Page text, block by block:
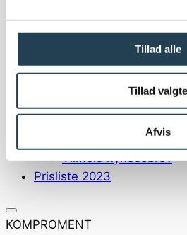
Tillad alle
Tillad valgte
Afvis
Om os
Medarbejdere
Ledige stillinger
Tilmeld nyhedsbrev
Prisliste 2023
KOMPROMENT